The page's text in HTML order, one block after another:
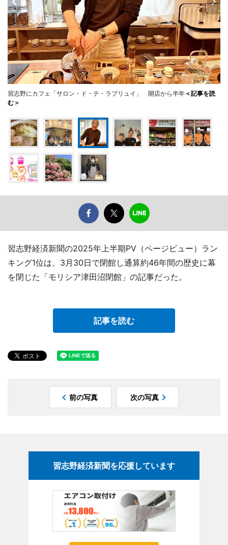
習志野にカフェ「サロン・ド・テ・ラプリュイ」 開店から半年 ＜記事を読
む＞
習志野経済新聞の2025年上半期PV（ページビュー）ラン
キング1位は、3月30日で閉館し通算約46年間の歴史に幕
を閉じた「モリシア津田沼閉館」の記事だった。
記事を読む
前の写真 次の写真
習志野経済新聞を応援しています